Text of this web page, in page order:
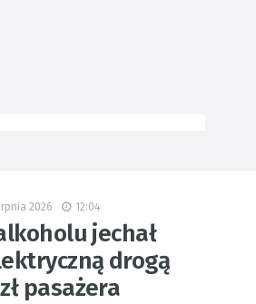
2026 12:04
jechał
drogą
pasażera